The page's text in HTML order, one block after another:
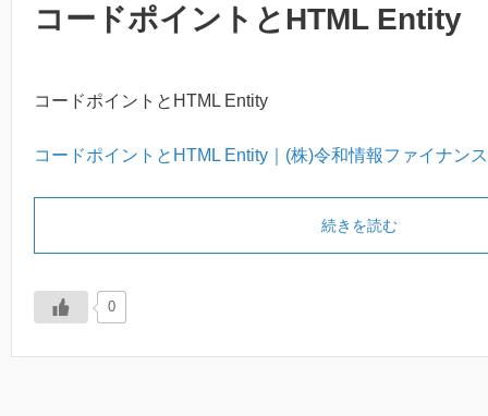
コードポイントとHTML Entity
コードポイントとHTML Entity
コードポイントとHTML Entity｜(株)令和情報ファイナン
続きを読む
0